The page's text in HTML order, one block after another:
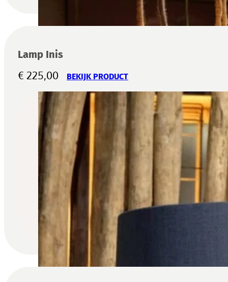
Lamp Inis
€ 225,00 BEKIJK PRODUCT